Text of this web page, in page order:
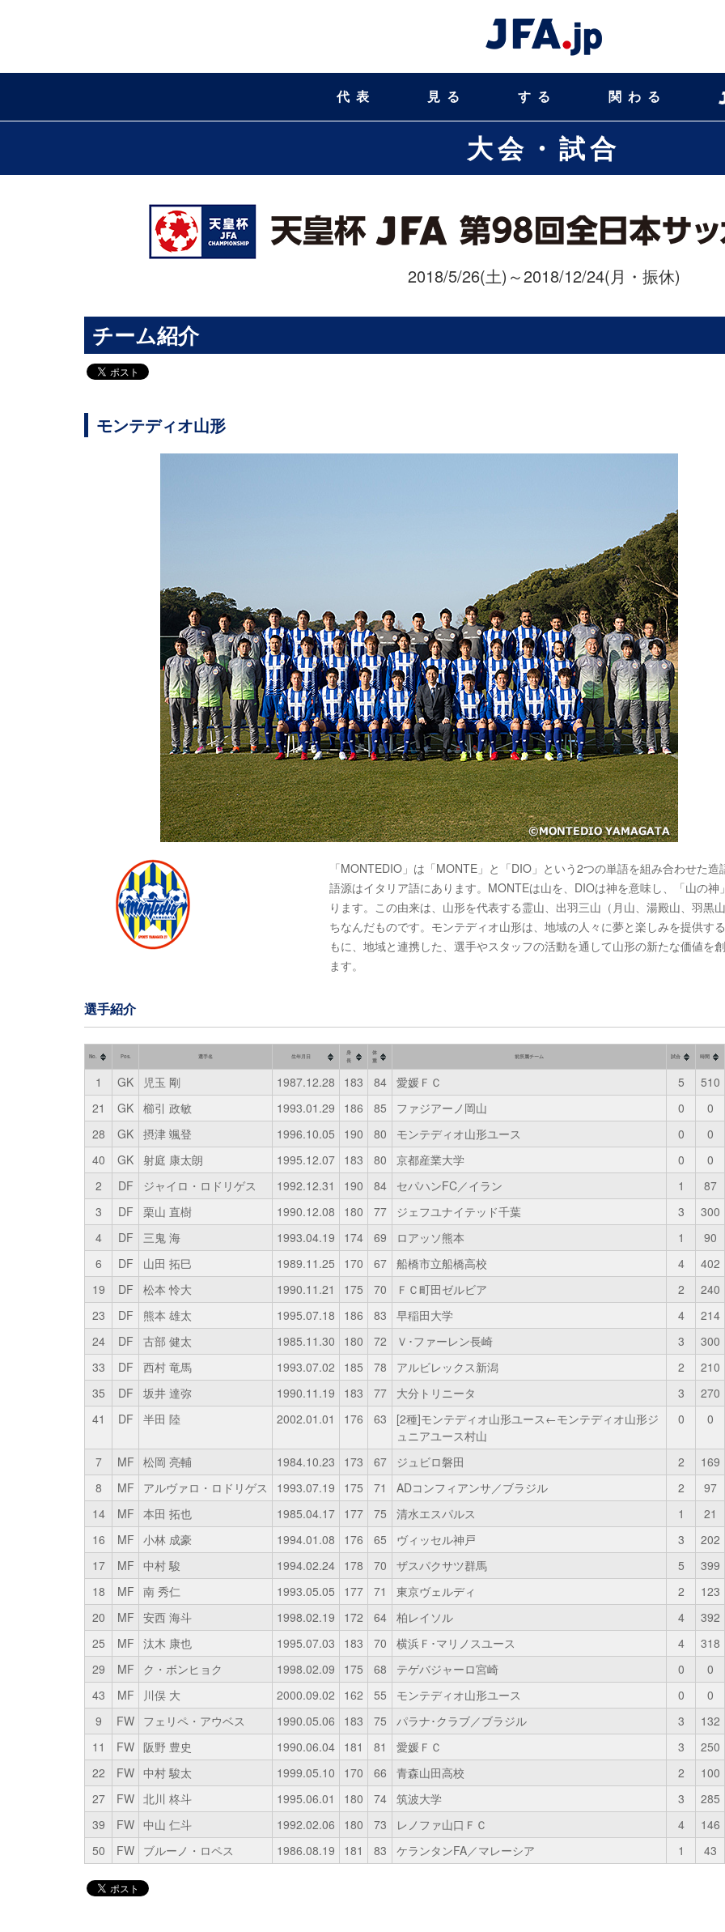
代表 見る する 関わる
大会・試合
2018/5/26(土)～2018/12/24(月・振休)
チーム紹介
モンテディオ山形
「MONTEDIO」は「MONTE」と「DIO」という2つの単語を組み合わせた造
語源はイタリア語にあります。MONTEは山を、DIOは神を意味し、「山の神
ります。この由来は、山形を代表する霊山、出羽三山（月山、湯殿山、羽黒
ちなんだものです。モンテディオ山形は、地域の人々に夢と楽しみを提供す
もに、地域と連携した、選手やスタッフの活動を通して山形の新たな価値を
ます。
選手紹介
No. Pos. 選手名 生年月日
身
長
体
重
前所属チーム 試合 時間
1 GK 児玉 剛 1987.12.28 183 84 愛媛ＦＣ 5 510
21
GK 櫛引 政敏 1993.01.29 186 85 ファジアーノ岡山 0 0
28
GK 摂津 颯登 1996.10.05 190 80 モンテディオ山形ユース 0 0
40
GK 射庭 康太朗 1995.12.07 183 80 京都産業大学 0 0
2
DF ジャイロ・ロドリゲス 1992.12.31 190 84 セパハンFC／イラン 1 87
3
DF 栗山 直樹 1990.12.08 180 77 ジェフユナイテッド千葉 3 300
4
DF 三鬼 海 1993.04.19 174 69 ロアッソ熊本 1 90
6
DF 山田 拓巳 1989.11.25 170 67 船橋市立船橋高校 4 402
19
DF 松本 怜大 1990.11.21 175 70 ＦＣ町田ゼルビア 2 240
23
DF 熊本 雄太 1995.07.18 186 83 早稲田大学 4 214
24
DF 古部 健太 1985.11.30 180 72 Ｖ･ファーレン長崎 3 300
33
DF 西村 竜馬 1993.07.02 185 78 アルビレックス新潟 2 210
35
DF 坂井 達弥 1990.11.19 183 77 大分トリニータ 3 270
41
DF 半田 陸 2002.01.01 176 63
[2種]モンテディオ山形ユース←モンテディオ山形ジ
ュニアユース村山
0 0
7 MF 松岡 亮輔 1984.10.23 173 67 ジュビロ磐田 2 169
8
MF アルヴァロ・ロドリゲス 1993.07.19 175 71 ADコンフィアンサ／ブラジル 2 97
14
MF 本田 拓也 1985.04.17 177 75 清水エスパルス 1 21
16
MF 小林 成豪 1994.01.08 176 65 ヴィッセル神戸 3 202
17
MF 中村 駿 1994.02.24 178 70 ザスパクサツ群馬 5 399
18
MF 南 秀仁 1993.05.05 177 71 東京ヴェルディ 2 123
20
MF 安西 海斗 1998.02.19 172 64 柏レイソル 4 392
25
MF 汰木 康也 1995.07.03 183 70 横浜Ｆ･マリノスユース 4 318
29
MF ク・ボンヒョク 1998.02.09 175 68 テゲバジャーロ宮崎 0 0
43
MF 川俣 大 2000.09.02 162 55 モンテディオ山形ユース 0 0
9
FW フェリペ・アウベス 1990.05.06 183 75 パラナ･クラブ／ブラジル 3 132
11
FW 阪野 豊史 1990.06.04 181 81 愛媛ＦＣ 3 250
22
FW 中村 駿太 1999.05.10 170 66 青森山田高校 2 100
27
FW 北川 柊斗 1995.06.01 180 74 筑波大学 3 285
39
FW 中山 仁斗 1992.02.06 180 73 レノファ山口ＦＣ 4 146
50
FW ブルーノ・ロペス 1986.08.19 181 83 ケランタンFA／マレーシア 1 43